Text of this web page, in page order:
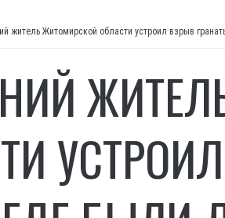
житель Житомирской области устроил взрыв